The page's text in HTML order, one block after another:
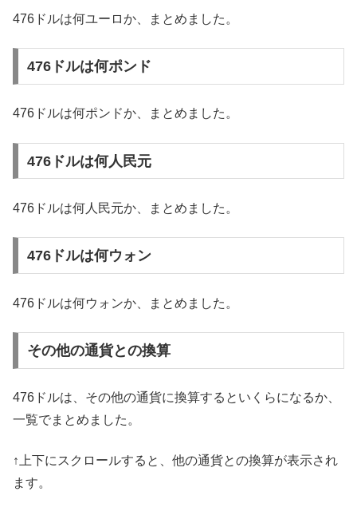
476ドルは何ユーロか、まとめました。
476ドルは何ポンド
476ドルは何ポンドか、まとめました。
476ドルは何人民元
476ドルは何人民元か、まとめました。
476ドルは何ウォン
476ドルは何ウォンか、まとめました。
その他の通貨との換算
476ドルは、その他の通貨に換算するといくらになるか、
一覧でまとめました。
↑上下にスクロールすると、他の通貨との換算が表示され
ます。